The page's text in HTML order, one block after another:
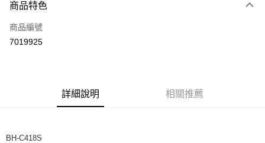
信用卡一次付款
超商取貨付款
每筆NT$60，滿NT$599(含以上)免運費
每筆NT$60，滿NT$599(含以上)免運費
商品特色
商品編號
7019925
詳細說明 相關推薦
BH-C418S